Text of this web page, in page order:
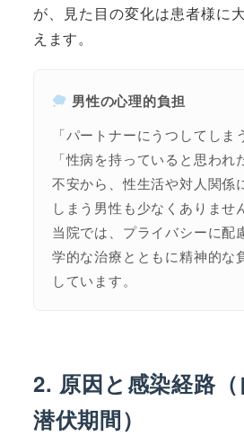
が、見た目の変化は患者様に
えます。
男性の心理的負担
「パートナーにうつしてしま
「性病を持っていると思われ
不安から、性生活や対人関係
しまう男性も少なくありませ
当院では、プライバシーに配
学的な治療とともに精神的な
しています。
2. 原因と感染経路（
潜伏期間）